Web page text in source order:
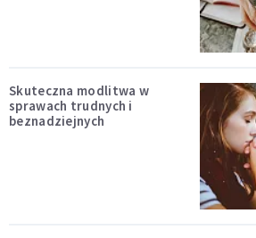
Skuteczna modlitwa w
sprawach trudnych i
beznadziejnych